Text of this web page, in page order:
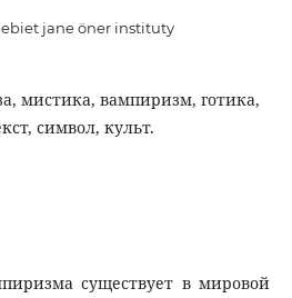
jane öner instituty
мистикa, вампиризм, готика,
символ, культ.
существует в мировой